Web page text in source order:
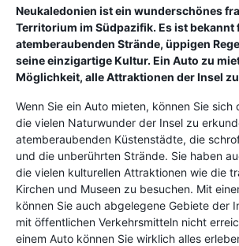
Neukaledonien ist ein wunderschönes
Territorium im Südpazifik. Es ist bekannt
atemberaubenden Strände, üppigen
seine einzigartige Kultur. Ein Auto zu
Möglichkeit, alle Attraktionen der Insel
Wenn Sie ein Auto mieten, können Sie sich
die vielen Naturwunder der Insel zu
atemberaubenden Küstenstädte, die
und die unberührten Strände. Sie haben
die vielen kulturellen Attraktionen wie die
Kirchen und Museen zu besuchen. Mit
können Sie auch abgelegene Gebiete der
mit öffentlichen Verkehrsmitteln nicht
einem Auto können Sie wirklich alles